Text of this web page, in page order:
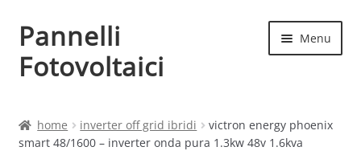
Vai
alla
navigazione
Vai
al
contenuto
Pannelli
Fotovoltaici
Menu
Cart
home inverter off grid ibridi
victron energy phoenix
smart 48/1600 – inverter onda pura 1.3kw 48v 1.6kva